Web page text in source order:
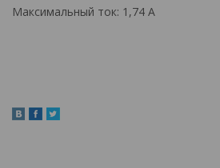
Максимальный ток: 1,74 А